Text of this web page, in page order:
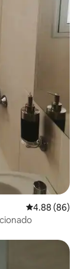
Calificación
4.88 (86)